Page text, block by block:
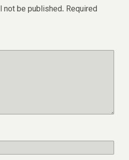
not be published. Required